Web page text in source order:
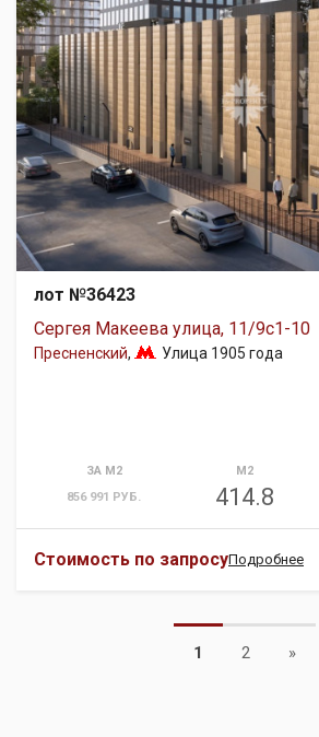
лот №36423
Сергея Макеева улица, 11/9с1-10
Пресненский, Улица 1905 года
ЗА М2
856 991 РУБ.
М2
414.8
Стоимость по запросуПодробнее
1 2 »Next